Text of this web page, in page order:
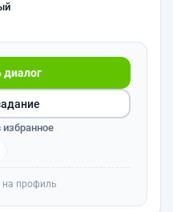
диалог
на профиль